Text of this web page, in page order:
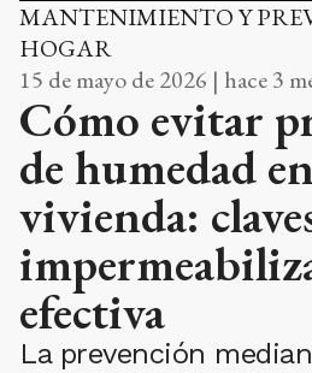
MANTENIMIENTO Y
HOGAR
15 de mayo de 2026 | hace 3
Cómo evitar
de humedad
vivienda:
efectiva
La prevención